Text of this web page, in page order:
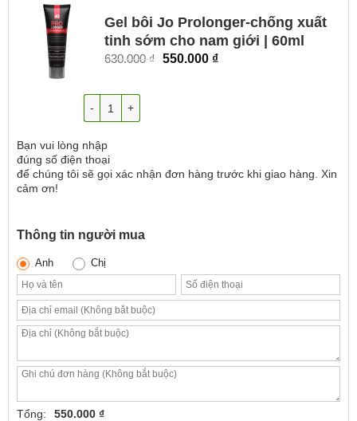
Gel bôi Jo Prolonger-chống xuất
tinh sớm cho nam giới | 60ml
630.000₫ Giá
550.000 ₫Giá
Bạn vui lòng nhập
đúng số điện thoại
để chúng tôi sẽ gọi xác nhận đơn hàng trước khi giao hàng. Xin
cảm ơn!
Thông tin người mua
Anh Chị
Tổng: 550.000 ₫